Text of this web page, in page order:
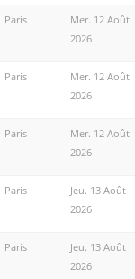
Paris
Mer. 12 Août
2026
Paris
Mer. 12 Août
2026
Paris
Mer. 12 Août
2026
Paris
Jeu. 13 Août
2026
Paris
Jeu. 13 Août
2026